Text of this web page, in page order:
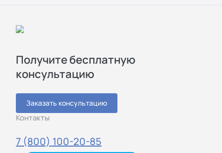
Получите бесплатную
консультацию
Заказать консультацию
Контакты
7 (800) 100-20-85